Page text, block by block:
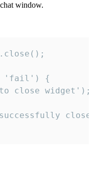
window.
'fail') {
close widget');